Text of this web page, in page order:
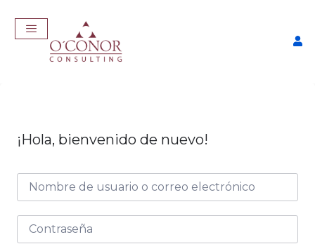
¡Hola, bienvenido de nuevo!